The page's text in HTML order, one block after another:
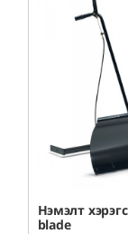
Нэмэлт
blade